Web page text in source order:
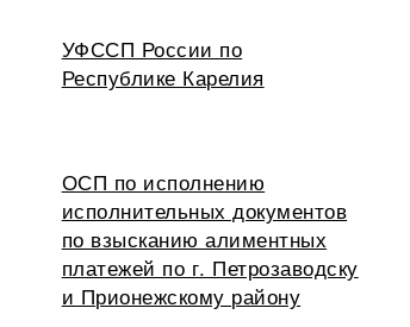
УФССП России по
Республике Карелия
ОСП по исполнению
исполнительных документов
по взысканию алиментных
платежей по г. Петрозаводску
и Прионежскому району